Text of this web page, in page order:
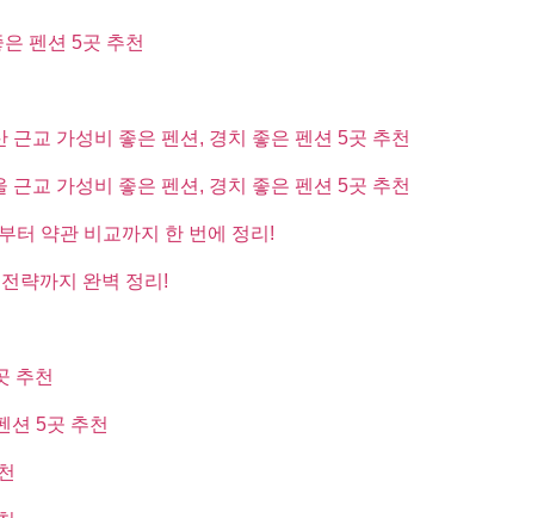
펜션 5곳 추천
근교 가성비 좋은 펜션, 경치 좋은 펜션 5곳 추천
근교 가성비 좋은 펜션, 경치 좋은 펜션 5곳 추천
터 약관 비교까지 한 번에 정리!
략까지 완벽 정리!
추천
션 5곳 추천